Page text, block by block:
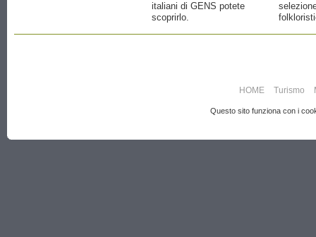
italiani di GENS potete
scoprirlo.
HOME Turismo
Questo sito funziona con i